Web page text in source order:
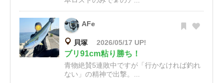
AFe
貝塚 2026/05/17 UP!
ブリ91cm粘り勝ち！
青物絶賛5連敗中ですが「行かなければ釣れ
ない」の精神で出撃。...